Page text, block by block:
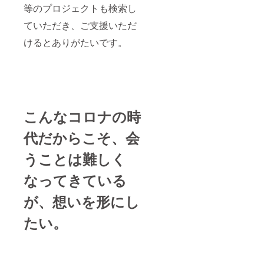
等のプロジェクトも検索し
ていただき、ご支援いただ
けるとありがたいです。
こんなコロナの時
代だからこそ、会
うことは難しく
なってきている
が、想いを形にし
たい。